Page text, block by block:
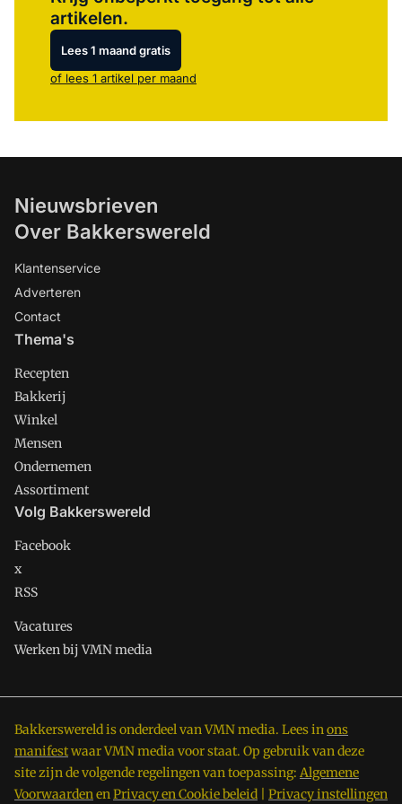
artikelen.
Lees 1 maand gratis
of lees 1 artikel per maand
Nieuwsbrieven
Over Bakkerswereld
Klantenservice
Adverteren
Contact
Thema's
Recepten
Bakkerij
Winkel
Mensen
Ondernemen
Assortiment
Volg Bakkerswereld
Facebook
x
RSS
Vacatures
Werken bij VMN media
Bakkerswereld is onderdeel van VMN media. Lees inons
manifestwaar VMN media voor staat. Op gebruik van deze
site zijn de volgende regelingen van toepassing: Algemene
VoorwaardenenPrivacy en Cookie beleid Privacy instellingen